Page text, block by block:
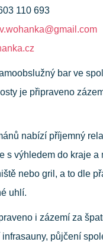
110 693
bar ve
je připraveno
nabízí příjemný
s výhledem do kraje a
nebo gril, a to dle
uhlí.
i zázemí za
půjčení